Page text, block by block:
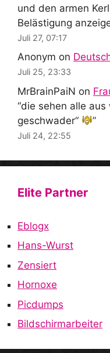
und den armen
Belästigung
Juli 27, 07:17
Anonym on
Juli 25, 23:33
MrBrainPaiN on
“die sehen alle aus
geschwader“
”
Juli 24, 22:55
Elite Partner
Eblogx
Hans-Wurst
Zensiert
Hornoxe
Picdumps
Bildschirmarbeiter